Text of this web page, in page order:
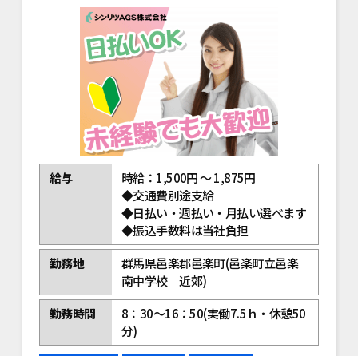
給与
時給：1,500円 ～ 1,875円
◆交通費別途支給
◆日払い・週払い・月払い選べます
◆振込手数料は当社負担
勤務地
群馬県邑楽郡邑楽町(邑楽町立邑楽
南中学校 近郊)
勤務時間
8：30～16：50(実働7.5ｈ・休憩50
分)